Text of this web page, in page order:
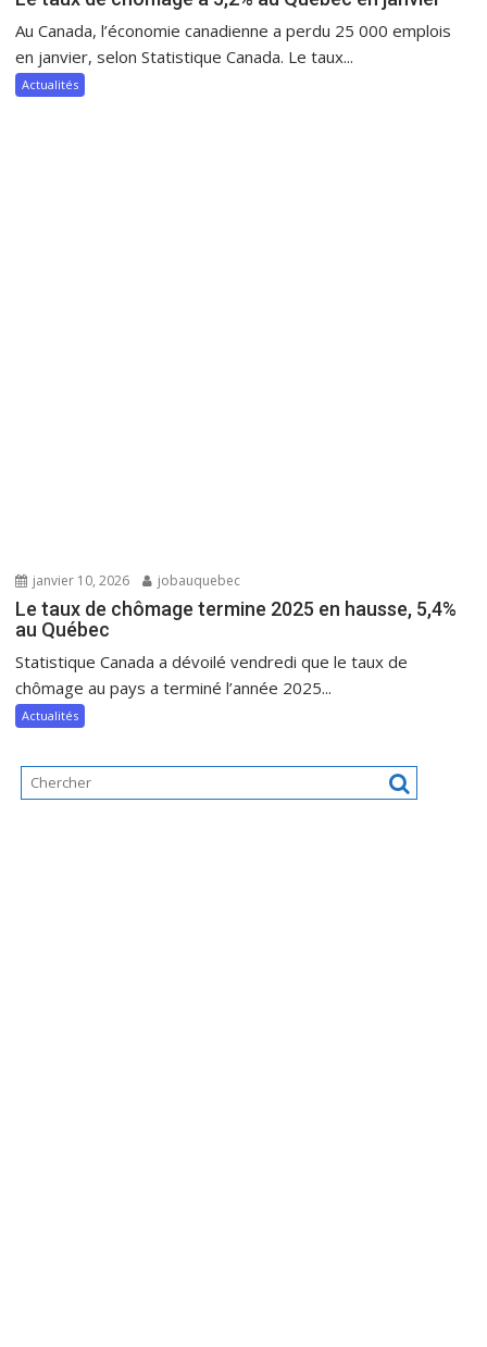
Au Canada, l’économie canadienne a perdu 25 000 emplois
en janvier, selon Statistique Canada. Le taux...
Actualités
janvier 10, 2026 jobauquebec
Le taux de chômage termine 2025 en hausse, 5,4%
au Québec
Statistique Canada a dévoilé vendredi que le taux de
chômage au pays a terminé l’année 2025...
Actualités